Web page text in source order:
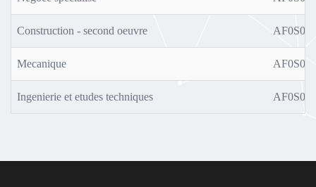
Construction - second oeuvre
Mecanique
Ingenierie et etudes techniques